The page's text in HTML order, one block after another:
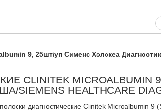
9, 25шт/уп Сименс Хэлскеа
CLINITEK
HEALTHCARE
диагностические Clinitek Microalbumin 9